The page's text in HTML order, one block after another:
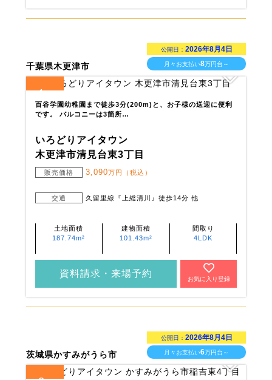
千葉県木更津市
公開日： 2026年8月4日
月々お支払い8万円台～
1
百谷学園幼稚園まで徒歩3分(200m)と、お子様の送迎に便利
です。 バルコニーは3箇所…
いろどりアイタウン
木更津市清見台東3丁目
販売価格 3,090万円（税込）
交通 久留里線『上総清川』徒歩14分 他
土地面積
187.74m²
建物面積
101.43m²
間取り
4LDK
資料請求・来場予約
お気に入り登録
茨城県かすみがうら市
公開日： 2026年8月4日
月々お支払い6万円台～